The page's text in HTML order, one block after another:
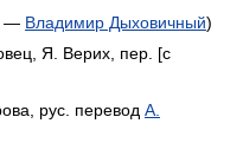
— Владимир Дыховичный)
Я. Верих, пер. [с
рус. перевод А.